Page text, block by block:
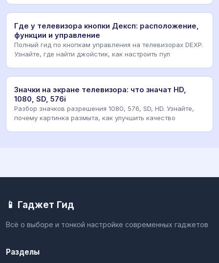
Где у телевизора кнопки Дексп: расположение,
функции и управление
Полный гид по кнопкам управления на телевизорах DEXP.
Узнайте, где найти джойстик, как настроить пул
Значки на экране телевизора: что значат HD,
1080, SD, 576i
Разбор значков разрешения 1080, 576, SD, HD. Узнайте,
почему картинка размыта, как улучшить качество
📱 Гаджет Гид
Всё о выборе и тонкой настройке современных гаджетов
Разделы